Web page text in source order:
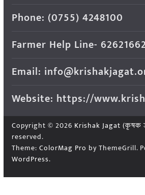
Phone: (0755) 4248100
Farmer Help Line-
Email:
Website: https://
Copyright © 2026 Krishak Jagat (कृषक
reserved.
Theme: ColorMag Pro by ThemeGrill.
WordPress.